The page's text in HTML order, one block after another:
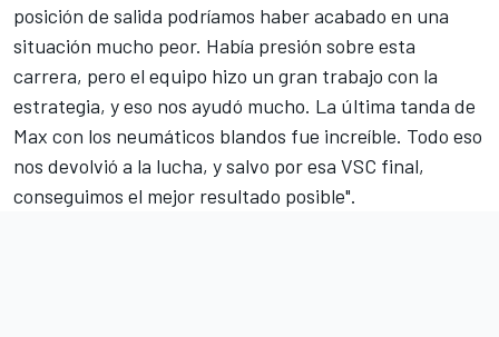
posición de salida podríamos haber acabado en una
situación mucho peor. Había presión sobre esta
carrera, pero el equipo hizo un gran trabajo con la
estrategia, y eso nos ayudó mucho. La última tanda de
Max con los neumáticos blandos fue increíble. Todo eso
nos devolvió a la lucha, y salvo por esa VSC final,
conseguimos el mejor resultado posible".